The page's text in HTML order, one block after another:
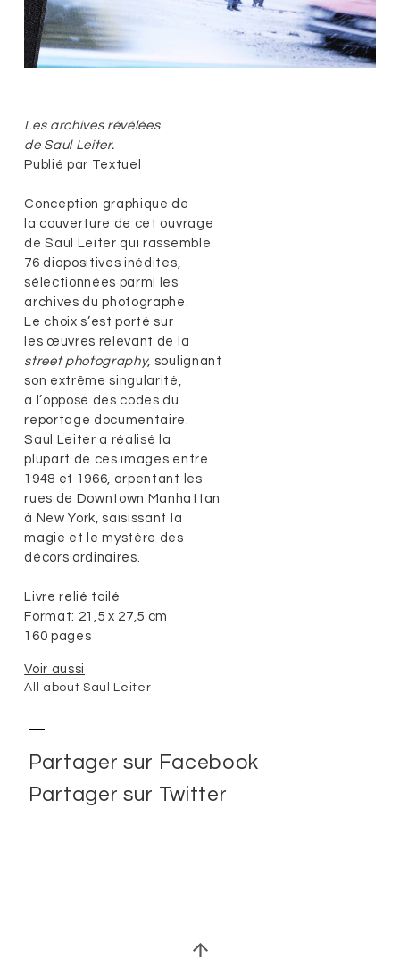
Les archives révélées
de Saul Leiter.
Publié par Textuel
Conception graphique de
la couverture de cet ouvrage
de Saul Leiter qui rassemble
76 diapositives inédites,
sélectionnées parmi les
archives du photographe.
Le choix s’est porté sur
les œuvres relevant de la
street photography, soulignant
son extrême singularité,
à l’opposé des codes du
reportage documentaire.
Saul Leiter a réalisé la
plupart de ces images entre
1948 et 1966, arpentant les
rues de Downtown Manhattan
à New York, saisissant la
magie et le mystère des
décors ordinaires.
Livre relié toilé
Format: 21,5 x 27,5 cm
160 pages
Voir aussi
All about Saul Leiter
Partager sur Facebook
Partager sur Twitter